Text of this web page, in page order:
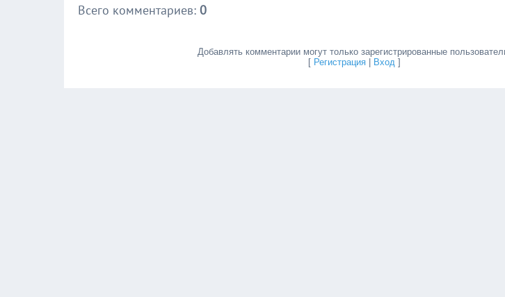
Всего комментариев: 0
Добавлять комментарии могут только зарегистрированные
[ Регистрация Вход ]